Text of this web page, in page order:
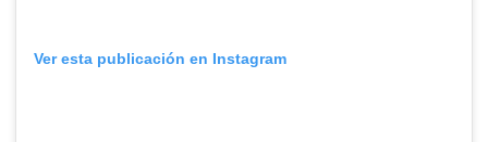
Ver esta publicación en Instagram